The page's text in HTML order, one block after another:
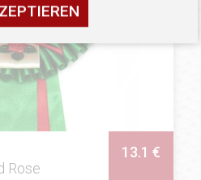
Rose
13.1 €